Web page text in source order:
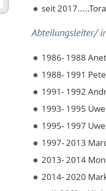
seit
Abteilungsleiter/
1986- 1988
1988- 1991
1991- 1992
1993- 1995
1995- 1997
1997- 2013
2013- 2014
2014- 2020